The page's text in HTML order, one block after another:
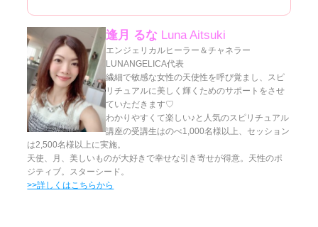
逢月 るな Luna Aitsuki
エンジェリカルヒーラー＆チャネラー
LUNANGELICA代表
繊細で敏感な女性の天使性を呼び覚まし、スピ
リチュアルに美しく輝くためのサポートをさせ
ていただきます♡
わかりやすくて楽しい♪と人気のスピリチュアル
講座の受講生はのべ1,000名様以上、セッション
は2,500名様以上に実施。
天使、月、美しいものが大好きで幸せな引き寄せが得意。天性のポ
ジティブ。スターシード。
>>詳しくはこちらから